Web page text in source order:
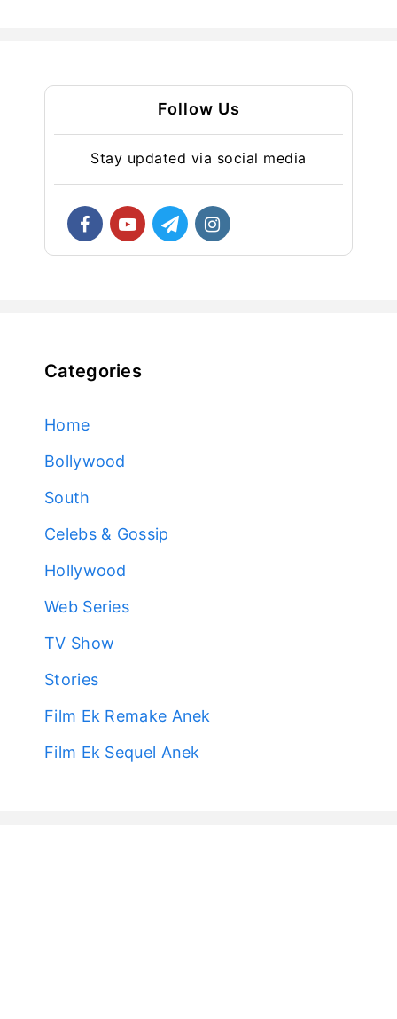
Follow Us
Stay updated via social media
Categories
Home
Bollywood
South
Celebs & Gossip
Hollywood
Web Series
TV Show
Stories
Film Ek Remake Anek
Film Ek Sequel Anek